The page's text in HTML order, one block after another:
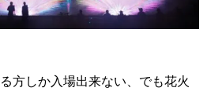
方しか入場出来ない、でも花火